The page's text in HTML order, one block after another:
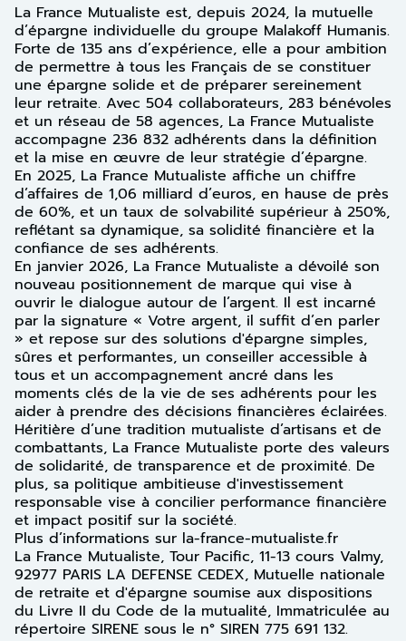
La France Mutualiste est, depuis 2024, la mutuelle
d’épargne individuelle du groupe Malakoff Humanis.
Forte de 135 ans d’expérience, elle a pour ambition
de permettre à tous les Français de se constituer
une épargne solide et de préparer sereinement
leur retraite. Avec 504 collaborateurs, 283 bénévoles
et un réseau de 58 agences, La France Mutualiste
accompagne 236 832 adhérents dans la définition
et la mise en œuvre de leur stratégie d’épargne.
En 2025, La France Mutualiste affiche un chiffre
d’affaires de 1,06 milliard d’euros, en hause de près
de 60%, et un taux de solvabilité supérieur à 250%,
reflétant sa dynamique, sa solidité financière et la
confiance de ses adhérents.
En janvier 2026, La France Mutualiste a dévoilé son
nouveau positionnement de marque qui vise à
ouvrir le dialogue autour de l’argent. Il est incarné
par la signature « Votre argent, il suffit d’en parler
» et repose sur des solutions d'épargne simples,
sûres et performantes, un conseiller accessible à
tous et un accompagnement ancré dans les
moments clés de la vie de ses adhérents pour les
aider à prendre des décisions financières éclairées.
Héritière d’une tradition mutualiste d’artisans et de
combattants, La France Mutualiste porte des valeurs
de solidarité, de transparence et de proximité. De
plus, sa politique ambitieuse d'investissement
responsable vise à concilier performance financière
et impact positif sur la société.
Plus d’informations sur la-france-mutualiste.fr
La France Mutualiste, Tour Pacific, 11-13 cours Valmy,
92977 PARIS LA DEFENSE CEDEX, Mutuelle nationale
de retraite et d'épargne soumise aux dispositions
du Livre II du Code de la mutualité, Immatriculée au
répertoire SIRENE sous le n° SIREN 775 691 132.